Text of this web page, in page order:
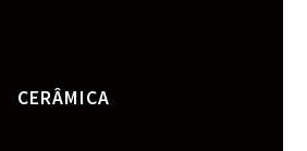
CERÂMICA